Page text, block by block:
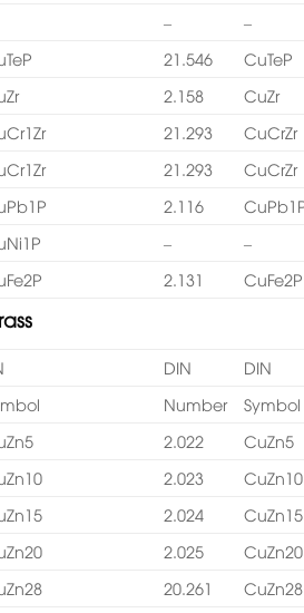
–
–
21.546
CuTeP
2.158
CuZr
21.293
CuCrZr
21.293
CuCrZr
2.116
–
–
2.131 CuFe2P
DIN
DIN
Number
Symbol
2.022
CuZn5
2.023
CuZn10
2.024
CuZn15
2.025
CuZn20
20.261
CuZn28